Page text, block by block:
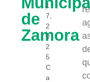
de
Zamora
1
7,
2
0
2
5
C
a